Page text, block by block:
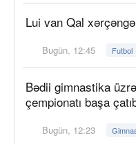
Lui van Qal
Bugün, 12:45 Futbol
Bədii gimnastika
çempionatı başa
Bugün, 12:23